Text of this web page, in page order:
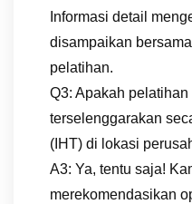
Informasi detail
disampaikan
pelatihan.
Q3: Apakah
terselenggarakan
(IHT) di lokasi
A3: Ya, tentu saja!
merekomendasikan